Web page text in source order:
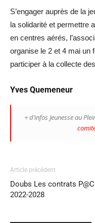
S’engager auprès de la
la solidarité et permettre
en centres aérés,
organise le 2 et 4 mai un
participer à la collecte
Yves Quemeneur
+ d’infos Jeunesse au
Article précédent
Doubs Les contrats P@C
2022-2028